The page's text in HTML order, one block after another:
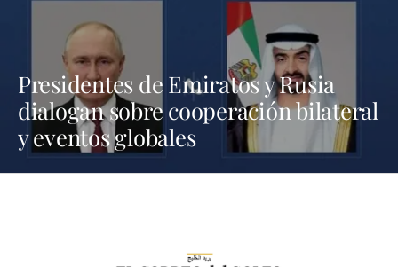
Presidentes de Emiratos y Rusia
dialogan sobre cooperación bilateral
y eventos globales